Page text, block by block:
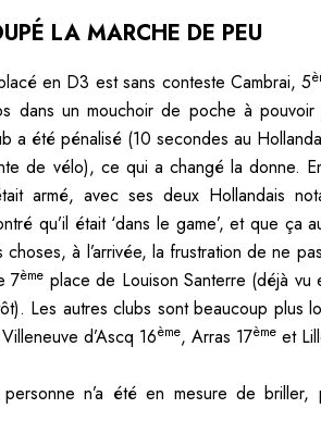
LA MARCHE DE PEU
en D3 est sans conteste Cambrai, 5
dans un mouchoir de poche à
a été pénalisé (10 secondes au
de vélo), ce qui a changé la donne.
armé, avec ses deux Hollandais
qu’il était ‘dans le game’, et que ça
à l’arrivée, la frustration de ne
7ème place de Louison Santerre (déjà
Les autres clubs sont beaucoup plus
d’Ascq 16ème, Arras 17ème et
n’a été en mesure de briller,